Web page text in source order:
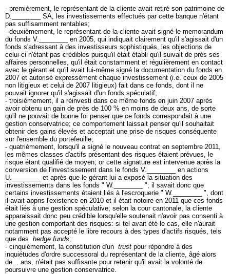
- premièrement, le représentant de la cliente avait retiré son patrimoine de
D.________ SA, les investissements effectués par cette banque n'étant
pas suffisamment rentables;
- deuxièmement, le représentant de la cliente avait signé le memorandum
du fonds V.________ en 2005, qui indiquait clairement qu'il s'agissait d'un
fonds s'adressant à des investisseurs sophistiqués, les objections de
celui-ci n'étant pas crédibles puisqu'il était établi qu'il suivait de près ses
affaires personnelles, qu'il était constamment et régulièrement en contact
avec le gérant et qu'il avait lui-même signé la documentation du fonds en
2007 et autorisé expressément chaque investissement (i.e. ceux de 2005
non litigieux et celui de 2007 litigieux) fait dans ce fonds, dont il ne
pouvait ignorer qu'il s'agissait d'un fonds spéculatif;
- troisièmement, il a réinvesti dans ce même fonds en juin 2007 après
avoir obtenu un gain de près de 100 % en moins de deux ans, de sorte
qu'il ne pouvait de bonne foi penser que ce fonds correspondait à une
gestion conservatrice; ce comportement laissait penser qu'il souhaitait
obtenir des gains élevés et acceptait une prise de risques conséquente
sur l'ensemble du portefeuille;
- quatrièmement, lorsqu'il a signé le nouveau contrat en septembre 2011,
les mêmes classes d'actifs présentant des risques étaient prévues, le
risque étant qualifié de moyen; or cette signature est intervenue après la
conversion de l'investissement dans le fonds V.________ en actions
U.________ et après que le gérant lui a exposé la situation des
investissements dans les fonds " W.________ "; il savait donc que
certains investissements étaient liés à l'escroquerie " W.________ ", dont
il avait appris l'existence en 2010 et il était notoire en 2011 que ces fonds
était liés à une gestion spéculative; selon la cour cantonale, la cliente
apparaissait donc peu crédible lorsqu'elle soutenait n'avoir pas consenti à
une gestion comportant des risques: si tel avait été le cas, elle n'aurait
notamment pas accepté le libre recours à des types d'actifs risqués, tels
que des hedge funds;
- cinquièmement, la constitution d'un trust pour répondre à des
inquiétudes d'ordre successoral du représentant de la cliente, âgé alors
de... ans, n'était pas suffisante pour retenir qu'il avait la volonté de
poursuivre une gestion conservatrice.